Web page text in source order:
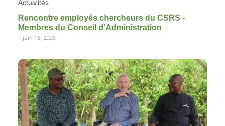
Actualités
Rencontre employés chercheurs du CSRS -
Membres du Conseil d'Administration
- juin 16, 2026